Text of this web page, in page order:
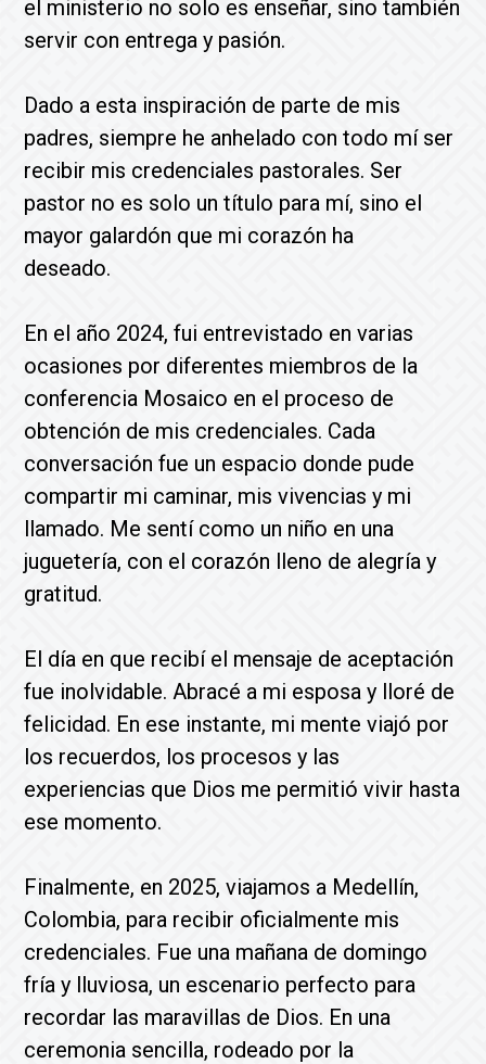
el ministerio no solo es enseñar, sino también
servir con entrega y pasión.
Dado a esta inspiración de parte de mis
padres, siempre he anhelado con todo mí ser
recibir mis credenciales pastorales. Ser
pastor no es solo un título para mí, sino el
mayor galardón que mi corazón ha
deseado.
En el año 2024, fui entrevistado en varias
ocasiones por diferentes miembros de la
conferencia Mosaico en el proceso de
obtención de mis credenciales. Cada
conversación fue un espacio donde pude
compartir mi caminar, mis vivencias y mi
llamado. Me sentí como un niño en una
juguetería, con el corazón lleno de alegría y
gratitud.
El día en que recibí el mensaje de aceptación
fue inolvidable. Abracé a mi esposa y lloré de
felicidad. En ese instante, mi mente viajó por
los recuerdos, los procesos y las
experiencias que Dios me permitió vivir hasta
ese momento.
Finalmente, en 2025, viajamos a Medellín,
Colombia, para recibir oficialmente mis
credenciales. Fue una mañana de domingo
fría y lluviosa, un escenario perfecto para
recordar las maravillas de Dios. En una
ceremonia sencilla, rodeado por la